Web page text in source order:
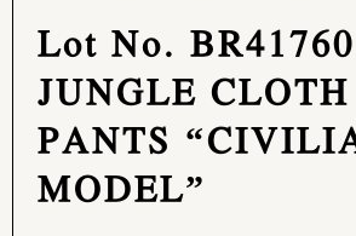
Lot No.
JUNGLE
PANTS
MODEL”